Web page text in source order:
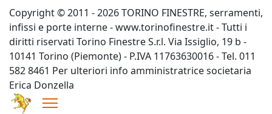
Copyright © 2011 - 2026 TORINO FINESTRE, serramenti,
infissi e porte interne - www.torinofinestre.it - Tutti i
diritti riservati Torino Finestre S.r.l. Via Issiglio, 19 b -
10141 Torino (Piemonte) - P.IVA 11763630016 - Tel. 011
582 8461 Per ulteriori info amministratrice societaria
Erica Donzella